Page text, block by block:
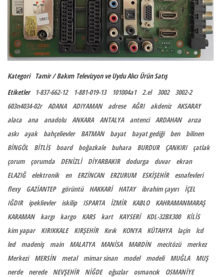
Kategori Tamir / Bakım Televizyon ve Uydu Alıcı Ürün Satış
Etiketler
1-837-662-12 1-881-019-13 101004a1 2.el 3002
3002-2
603n4034-02r
ADANA ADIYAMAN adrese AĞRI akdeniz
AKSARAY
alaca
ana anadolu ANKARA ANTALYA antenci ARDAHAN
arıza
askı
ayak bahçelievler BATMAN bayat bayat gediği ben
bilinen
BİNGÖL
BİTLİS board boğazkale buhara BURDUR ÇANKIRI
çatlak
çorum
çorumda DENİZLİ DİYARBAKIR dodurga duvar
ekran
ELAZIĞ
elektronik en ERZİNCAN ERZURUM ESKİŞEHİR
esnafevleri
flexy
GAZİANTEP görüntü HAKKARİ HATAY ibrahim çayırı
İÇEL
IĞDIR
ipeklievler iskilip ISPARTA İZMİR KABLO
KAHRAMANMARAŞ
KARAMAN
kargı kargo KARS kart KAYSERİ KDL-32BX300
KİLİS
kim yapar
KIRIKKALE KIRŞEHİR Kırık KONYA KÜTAHYA laçin
lcd
led
madeniş main MALATYA MANİSA MARDİN mecitözü
merkez
Merkezi
MERSİN metal mimar sinan model modeli MUĞLA
MUŞ
nerde
nerede NEVŞEHİR NİĞDE oğuzlar osmancık
OSMANİYE